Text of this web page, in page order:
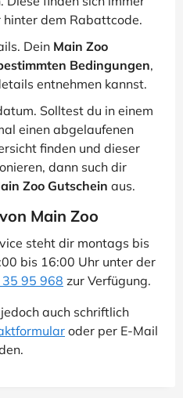
dem Rabattcode.
Dein Main Zoo
Bedingungen,
entnehmen kannst.
Solltest du in einem
einen abgelaufenen
finden und dieser
dann such dir
Zoo Gutschein aus.
Main Zoo
steht dir montags bis
bis 16:00 Uhr unter der
95 968 zur Verfügung.
auch schriftlich
oder per E-Mail